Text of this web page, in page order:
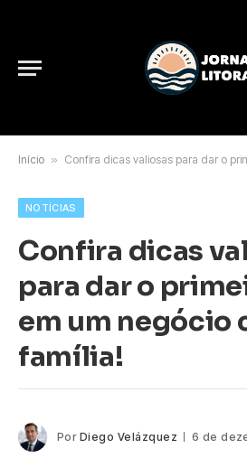
Início » Confira dicas valiosas para dar o primeiro
NOTÍCIAS
Confira dicas
para dar o
em um negócio
família!
Por Diego Velázquez 6 de